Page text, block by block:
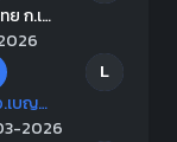
กระเหรี่ยงไทย ก.เพชรสุทธิพงษ์
L
ศิลาเพชร อ.เบญจมาศ
2026